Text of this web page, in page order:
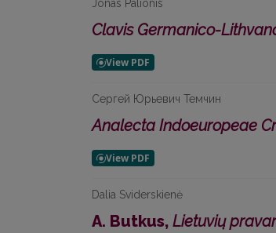
Jonas Palionis
Clavis Germanico-
Сергей Юрьевич Темчин
Analecta Indoeuropeae
Dalia Sviderskienė
A. Butkus, Lietuvių